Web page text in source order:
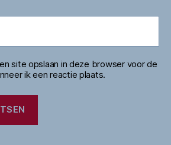
site opslaan in deze browser voor de
ik een reactie plaats.